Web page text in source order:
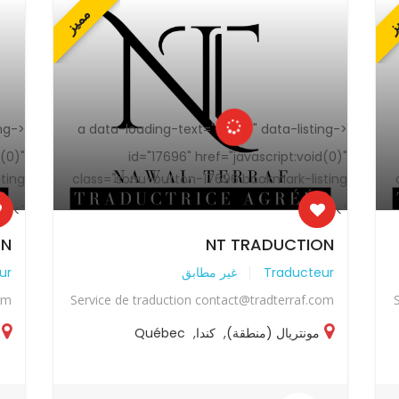
مميز
<a data-loading-text="
" data-listing-
id="17696" href="javascript:void(0)"
class="sonu-button-17696 bookmark-listing
">
NT TRADUCTION
Traducteur غير مطابق
Service de traduction contact@tradterraf.com
مونتريال (منطقة), كندا,
Québec
<a data-loading-text="
">